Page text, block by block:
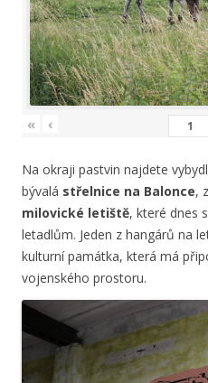
« ‹
Na okraji pastvin najdete
bývalá střelnice na Balonce,
milovické letiště, které dnes
letadlům. Jeden z hangárů na
kulturní památka, která má
vojenského prostoru.